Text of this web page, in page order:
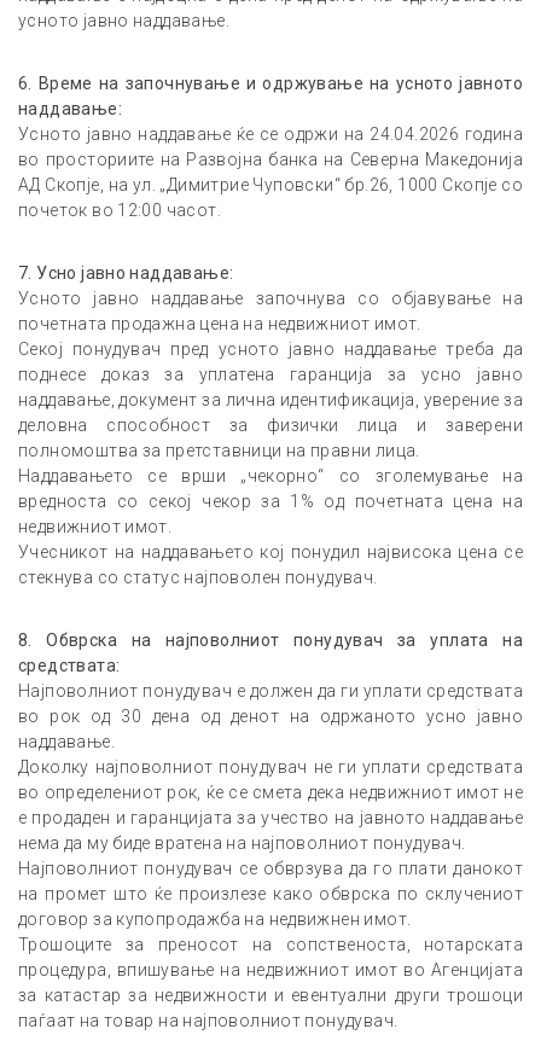
усното јавно наддавање.
6
Време на започнување и одржување на усното јавното
наддавање:
Усното јавно наддавање ќе се одржи на 24.04.2026 година
во просториите на Развојна банка на Северна Македонија
АД Скопје, на ул. „Димитрие Чуповски“ бр.26, 1000 Скопје со
почеток во 12:00 часот.
7 Усно јавно наддавање:
Усното јавно наддавање започнува со објавување на
почетната продажна цена на недвижниот имот.
Секој понудувач пред уснотo јавно наддавање треба да
поднесе доказ за уплатена гаранција за усно јавно
наддавање, документ за лична идентификација, уверение за
деловна способност за физички лица и заверени
полномоштва за претставници на правни лица.
Наддавањето се врши „чекорно“ со зголемување на
вредноста со секој чекор за 1% од почетната цена на
недвижниот имот.
Учесникот на наддавањето кој понудил највисока цена се
стекнува со статус најповолен понудувач.
8 .Обврска на најповолниот понудувач за уплата на
средствата:
Најповолниот понудувач е должен да ги уплати средствата
во рок од 30 дена од денот на одржаното усно јавно
наддавање.
Доколку најповолниот понудувач не ги уплати средствата
во определениот рок, ќе се смета дека недвижниот имот не
е продаден и гаранцијата за учество на јавното наддавање
нема да му биде вратена на најповолниот понудувач.
Најповолниот понудувач се обврзува да го плати данокот
на промет што ќе произлезе како обврска по склучениот
договор за купопродажба на недвижнен имот.
Трошоците за преносот на сопственоста, нотарската
процедура, впишување на недвижниот имот во Агенцијата
за катастар за недвижности и евентуални други трошоци
паѓаат на товар на најповолниот понудувач.